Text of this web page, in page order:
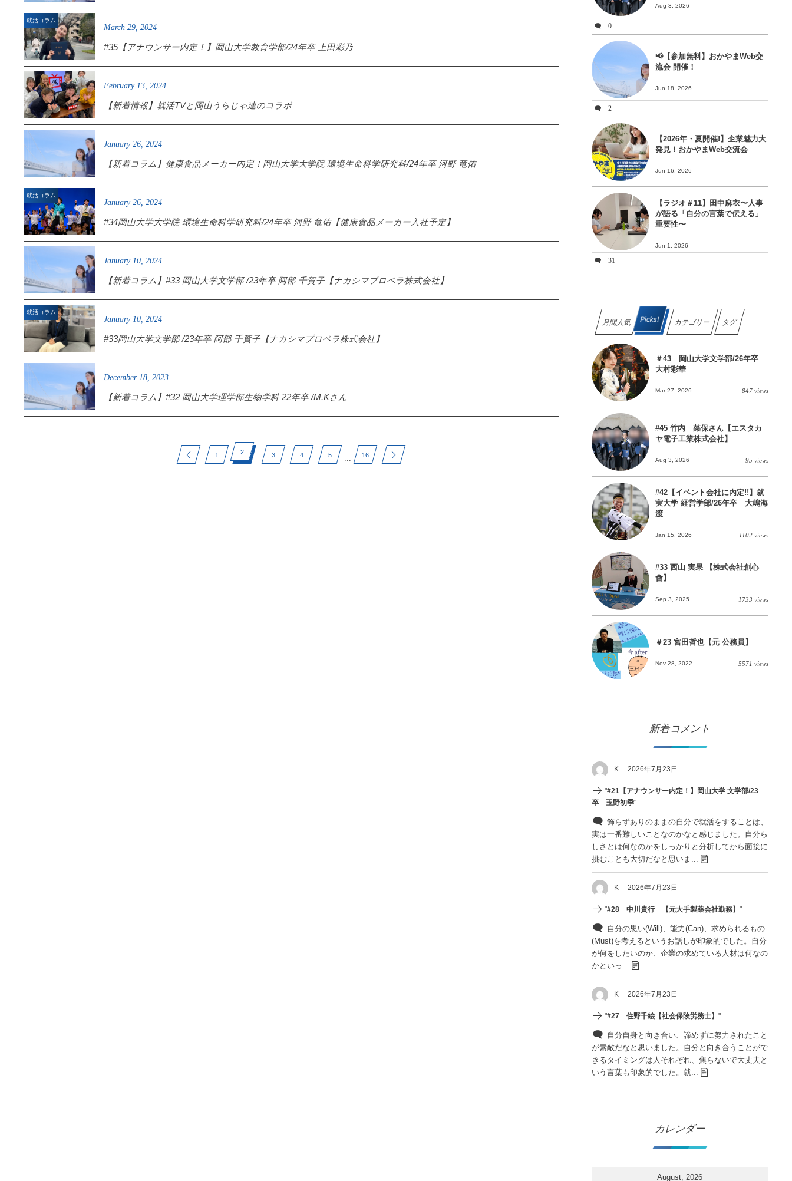
就活コラム
March 29, 2024
#35【アナウンサー内定！】岡山大学教育学部/24年卒 上田彩乃
February 13, 2024
【新着情報】就活TVと岡山うらじゃ連のコラボ
January 26, 2024
【新着コラム】健康食品メーカー内定！岡山大学大学院 環境生命科学研究科/24年卒 河野 竜佑
就活コラム
January 26, 2024
#34岡山大学大学院 環境生命科学研究科/24年卒 河野 竜佑【健康食品メーカー入社予定】
January 10, 2024
【新着コラム】#33 岡山大学文学部 /23年卒 阿部 千賀子【ナカシマプロペラ株式会社】
就活コラム
January 10, 2024
#33岡山大学文学部 /23年卒 阿部 千賀子【ナカシマプロペラ株式会社】
December 18, 2023
【新着コラム】#32 岡山大学理学部生物学科 22年卒 /M.Kさん
1 2 3 4 5 16
Aug 3, 2026
0
📢【参加無料】おかやまWeb交
流会 開催！
Jun 18, 2026
2
【2026年・夏開催!】企業魅力大
発見！おかやまWeb交流会
Jun 16, 2026
【ラジオ＃11】田中麻衣〜人事
が語る「自分の言葉で伝える」
重要性〜
Jun 1, 2026
31
月間人気 Picks! カテゴリー タグ
＃43 岡山大学文学部/26年卒
大村彩華
Mar 27, 2026 847 views
#45 竹内 菜保さん【エスタカ
ヤ電子工業株式会社】
Aug 3, 2026 95 views
#42【イベント会社に内定!!】就
実大学 経営学部/26年卒 大嶋海
渡
Jan 15, 2026 1102 views
#33 西山 実果 【株式会社創心
會】
Sep 3, 2025 1733 views
＃23 宮田哲也【元 公務員】
Nov 28, 2022 5571 views
新着コメント
K 2026年7月23日
"#21【アナウンサー内定！】岡山大学 文学部/23
卒 玉野初季"
飾らずありのままの自分で就活をすることは、
実は一番難しいことなのかなと感じました。自分ら
しさとは何なのかをしっかりと分析してから面接に
挑むことも大切だなと思いま...
K 2026年7月23日
"#28 中川貴行 【元大手製薬会社勤務】"
自分の思い(Will)、能力(Can)、求められるもの
(Must)を考えるというお話しが印象的でした。自分
が何をしたいのか、企業の求めている人材は何なの
かといっ...
K 2026年7月23日
"#27 住野千絵【社会保険労務士】"
自分自身と向き合い、諦めずに努力されたこと
が素敵だなと思いました。自分と向き合うことがで
きるタイミングは人それぞれ、焦らないで大丈夫と
いう言葉も印象的でした。就...
カレンダー
August, 2026